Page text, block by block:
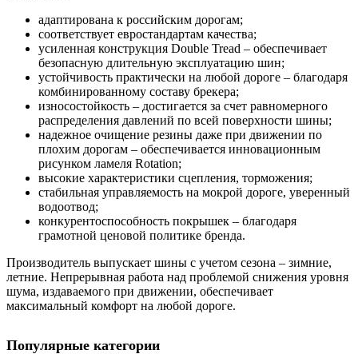
адаптирована к российским дорогам;
соответствует евростандартам качества;
усиленная конструкция Double Tread – обеспечивает
безопасную длительную эксплуатацию шин;
устойчивость практически на любой дороге – благодаря
комбинированному составу брекера;
износостойкость – достигается за счет равномерного
распределения давлений по всей поверхности шины;
надежное очищение резины даже при движении по
плохим дорогам – обеспечивается инновационным
рисунком ламеля Rotation;
высокие характеристики сцепления, торможения;
стабильная управляемость на мокрой дороге, уверенный
водоотвод;
конкурентоспособность покрышек – благодаря
грамотной ценовой политике бренда.
Производитель выпускает шины с учетом сезона – зимние,
летние. Непрерывная работа над проблемой снижения уровня
шума, издаваемого при движении, обеспечивает
максимальный комфорт на любой дороге.
Популярные категории